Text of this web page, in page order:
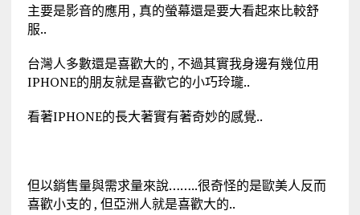
主要是影音的應用 , 真的螢幕還是要大看起來比較舒
服..
台灣人多數還是喜歡大的 , 不過其實我身邊有幾位用
IPHONE的朋友就是喜歡它的小巧玲瓏..
看著IPHONE的長大著實有著奇妙的感覺..
但以銷售量與需求量來說……..很奇怪的是歐美人反而
喜歡小支的 , 但亞洲人就是喜歡大的..